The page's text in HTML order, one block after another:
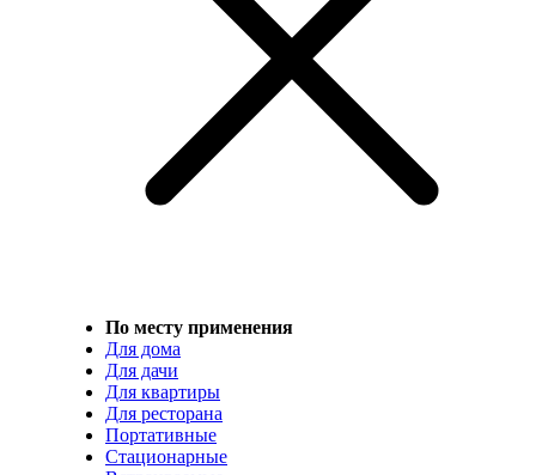
По месту применения
Для дома
Для дачи
Для квартиры
Для ресторана
Портативные
Стационарные